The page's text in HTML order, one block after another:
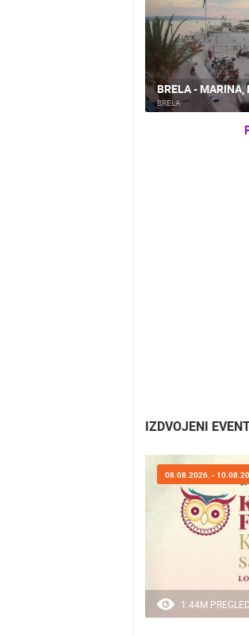
BRELA - MARINA,
BRELA
IZDVOJENI
1.44M
08.08.2026. -